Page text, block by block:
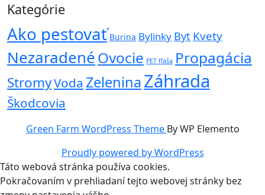
Kategórie
Ako pestovať Burina Bylinky Byt Kvety
NezaradenéOvocie PET fľaša Propagácia
StromyVoda ZeleninaZáhrada
Škodcovia
Green Farm WordPress Theme By WP Elemento
Proudly powered by WordPress
Táto webová stránka používa cookies.
Pokračovaním v prehliadaní tejto webovej stránky bez